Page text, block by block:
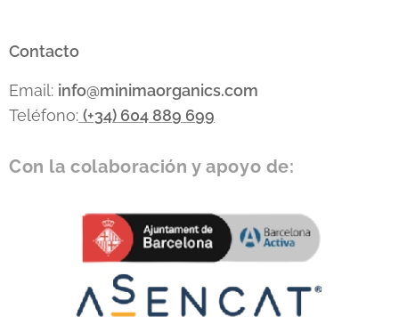
Contacto
Email: info@minimaorganics.com
Teléfono: (+34) 604 889 699
Con la colaboración y apoyo de: